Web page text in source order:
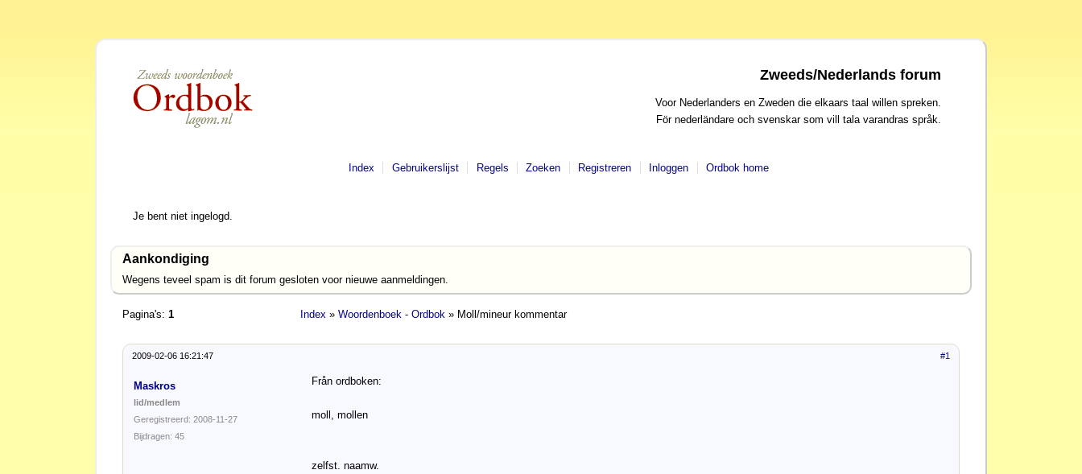
Zweeds/Nederlands forum
Voor Nederlanders en Zweden die elkaars taal willen spreken.
För nederländare och svenskar som vill tala varandras språk.
Index Gebruikerslijst Regels Zoeken Registreren Inloggen Ordbok home
Je bent niet ingelogd.
Aankondiging
Wegens teveel spam is dit forum gesloten voor nieuwe aanmeldingen.
Pagina's: 1 Index » Woordenboek - Ordbok » Moll/mineur kommentar
#1
2009-02-06 16:21:47
Maskros
lid/medlem
Geregistreerd: 2008-11-27
Bijdragen: 45
Från ordboken:
moll, mollen
zelfst. naamw.